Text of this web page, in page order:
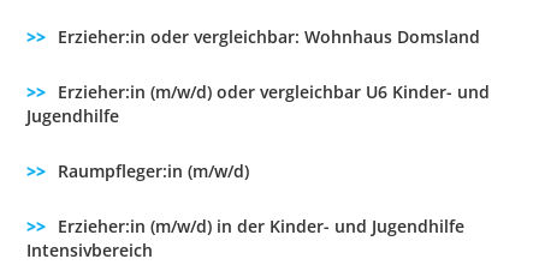
Erzieher:in oder vergleichbar: Wohnhaus Domsland
Erzieher:in (m/w/d) oder vergleichbar U6 Kinder- und
Jugendhilfe
Raumpfleger:in (m/w/d)
Erzieher:in (m/w/d) in der Kinder- und Jugendhilfe
Intensivbereich